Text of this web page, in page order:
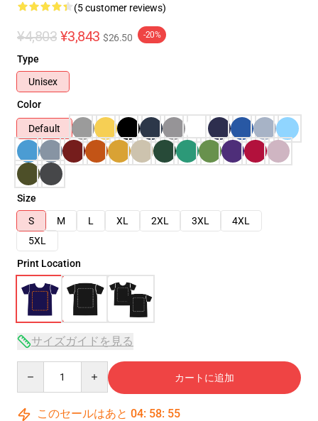
(5 customer reviews)
¥4,803 ¥3,843 $26.50 -20%
Type
Unisex
Color
Default
Size
S
M L XL 2XL 3XL
4XL
5XL
Print Location
サイズガイドを見る
カートに追加
このセールはあと 04: 58: 54